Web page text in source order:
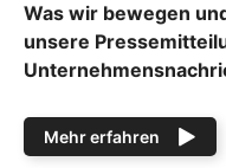
Was wir bewegen
unsere
Mehr erfahren